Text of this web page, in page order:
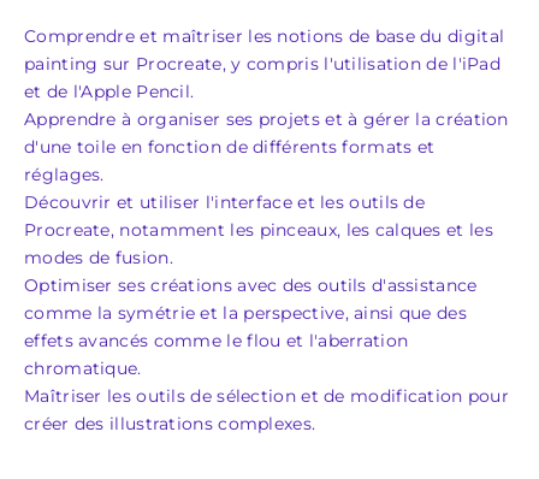
Comprendre et maîtriser les notions de base du digital
painting sur Procreate, y compris l'utilisation de l'iPad
et de l'Apple Pencil.
Apprendre à organiser ses projets et à gérer la création
d'une toile en fonction de différents formats et
réglages.
Découvrir et utiliser l'interface et les outils de
Procreate, notamment les pinceaux, les calques et les
modes de fusion.
Optimiser ses créations avec des outils d'assistance
comme la symétrie et la perspective, ainsi que des
effets avancés comme le flou et l'aberration
chromatique.
Maîtriser les outils de sélection et de modification pour
créer des illustrations complexes.